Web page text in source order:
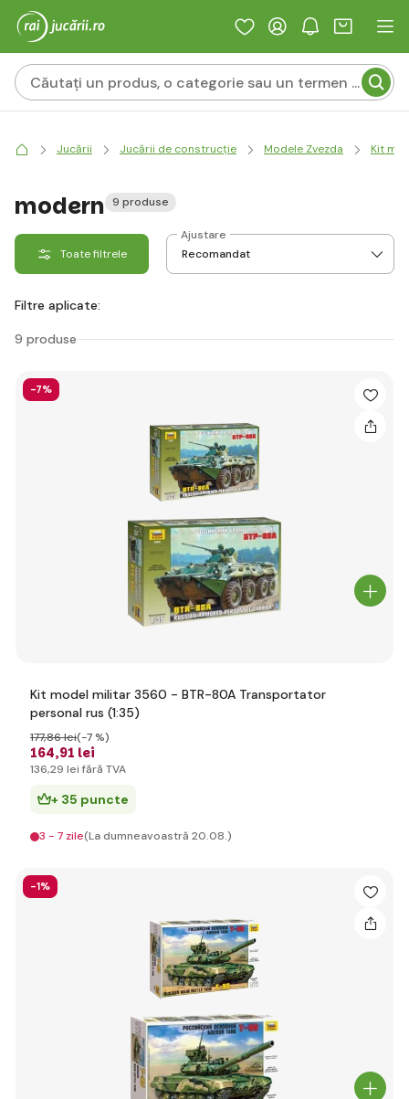
Jucării Jucării de construcție Modele Zvezda Kit
modern 9 produse
Toate filtrele
Ajustare
Filtre aplicate:
9 produse
-7%
Kit model militar 3560 - BTR-80A Transportator
personal rus (1:35)
164,91 lei
177,86 lei(-7 %)
136,29 lei fără TVA
+ 35 puncte
3 - 7 zile(La dumneavoastră 20.08.)
-1%